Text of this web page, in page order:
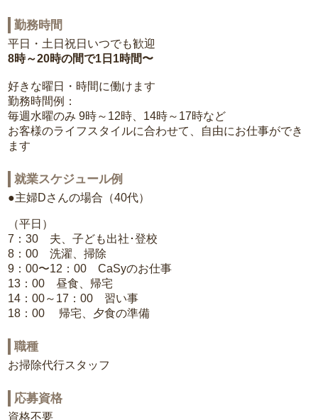
勤務時間
平日・土日祝日いつでも歓迎
8時～20時の間で1日1時間〜
好きな曜日・時間に働けます
勤務時間例：
毎週水曜のみ 9時～12時、14時～17時など
お客様のライフスタイルに合わせて、自由にお仕事ができ
ます
就業スケジュール例
●主婦Dさんの場合（40代）
（平日）
7：30 夫、子ども出社･登校
8：00 洗濯、掃除
9：00〜12：00 CaSyのお仕事
13：00 昼食、帰宅
14：00～17：00 習い事
18：00 帰宅、夕食の準備
職種
お掃除代行スタッフ
応募資格
資格不要